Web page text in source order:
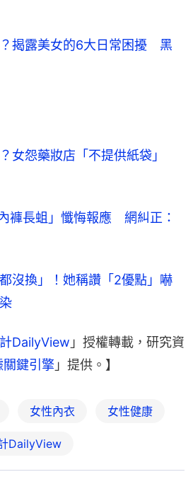
揭露美女的6大日常困擾 黑
？女怨藥妝店「不提供紙袋」
褲長蛆」懺悔報應　網糾正：
沒換」！她稱讚「2優點」嚇
DailyView 」授權轉載，研究資
關鍵引擎 」提供。】
女性內衣 女性健康
DailyView